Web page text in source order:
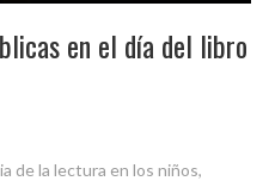
en el día del libro
de la lectura en los niños,